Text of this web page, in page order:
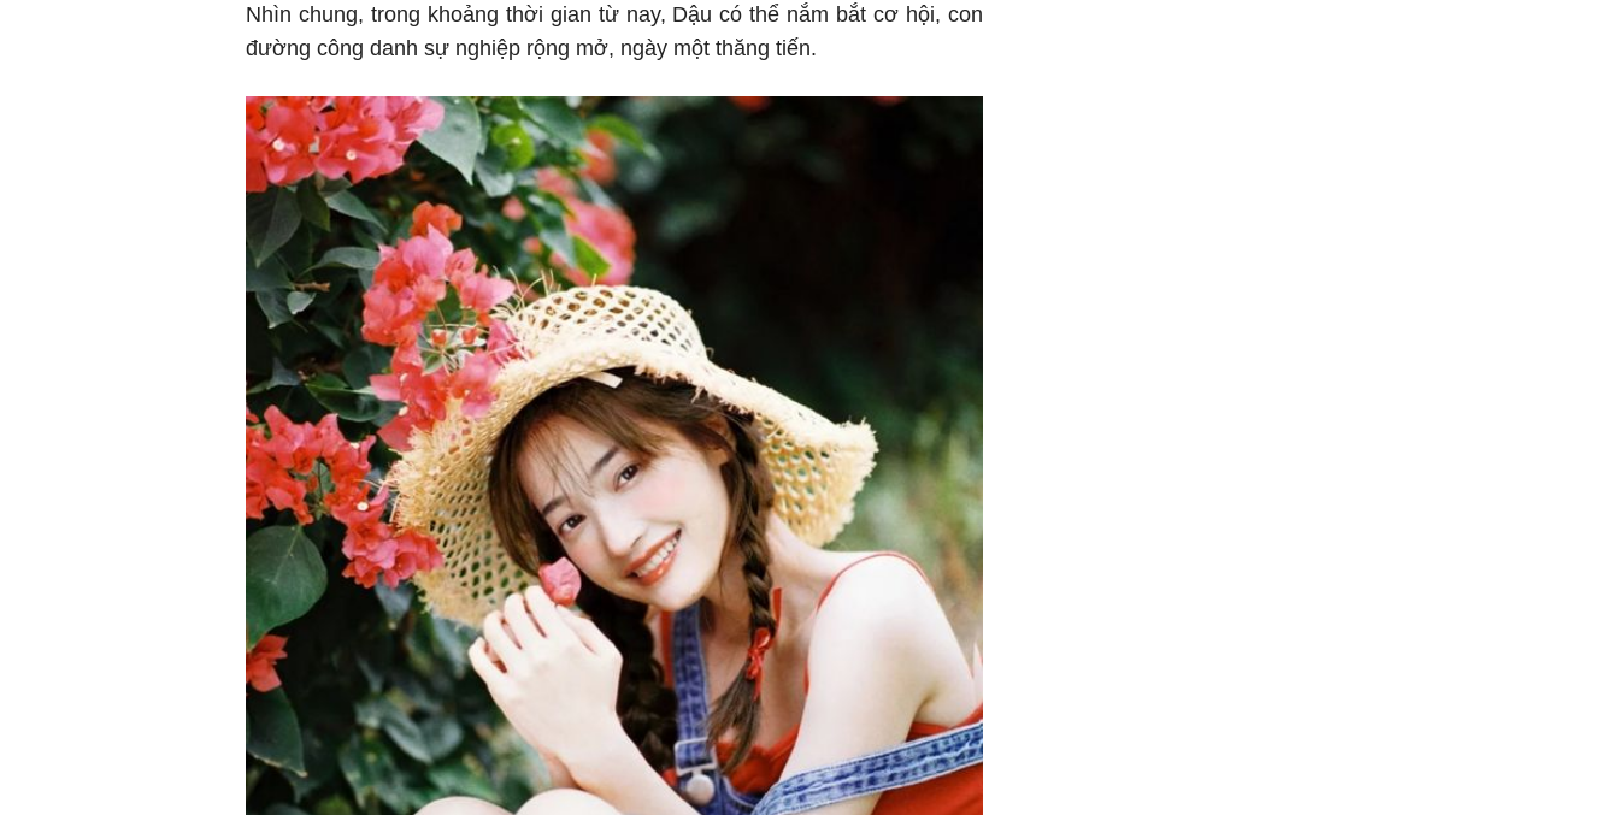
Nhìn chung, trong khoảng thời gian từ nay, Dậu có thể nắm bắt cơ hội, con
đường công danh sự nghiệp rộng mở, ngày một thăng tiến.